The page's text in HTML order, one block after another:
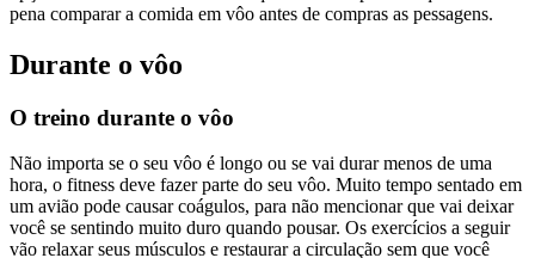
pena comparar a comida em vôo antes de compras as pessagens.
Durante o vôo
O treino durante o vôo
Não importa se o seu vôo é longo ou se vai durar menos de uma
hora, o fitness deve fazer parte do seu vôo. Muito tempo sentado em
um avião pode causar coágulos, para não mencionar que vai deixar
você se sentindo muito duro quando pousar. Os exercícios a seguir
vão relaxar seus músculos e restaurar a circulação sem que você